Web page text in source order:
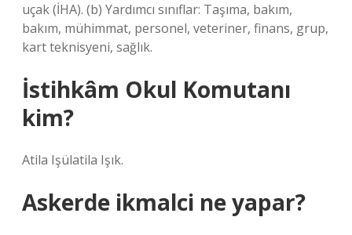
uçak (İHA). (b) Yardımcı sınıflar: Taşıma, bakım,
bakım, mühimmat, personel, veteriner, finans, grup,
kart teknisyeni, sağlık.
İstihkâm Okul Komutanı
kim?
Atila Işülatila Işık.
Askerde ikmalci ne yapar?